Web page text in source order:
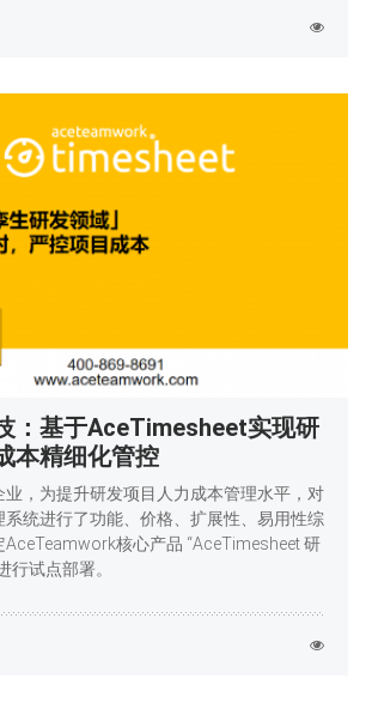
：基于AceTimesheet实现研
本精细化管控
业，为提升研发项目人力成本管理水平，对
统进行了功能、价格、扩展性、易用性综
核心产品 “AceTimesheet 研
行试点部署。